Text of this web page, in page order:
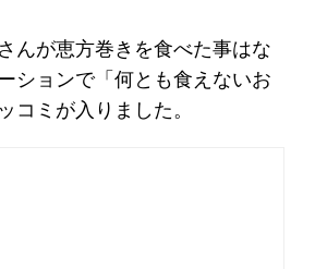
んが恵方巻きを食べた事はな
ションで「何とも食えないお
コミが入りました。